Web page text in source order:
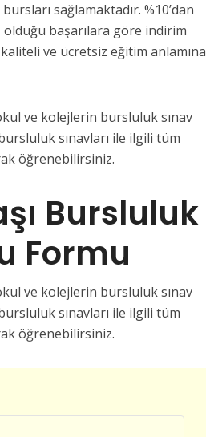
sağlamaktadır. %10’dan
başarılara göre indirim
ve ücretsiz eğitim anlamına
ve kolejlerin bursluluk sınav
sınavları ile ilgili tüm
öğrenebilirsiniz.
Bursluluk
Formu
ve kolejlerin bursluluk sınav
sınavları ile ilgili tüm
öğrenebilirsiniz.